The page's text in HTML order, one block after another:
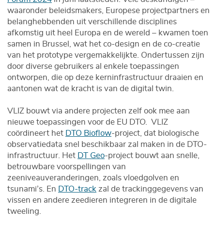
waaronder beleidsmakers, Europese projectpartners en
belanghebbenden uit verschillende disciplines
afkomstig uit heel Europa en de wereld – kwamen toen
samen in Brussel, wat het co-design en de co-creatie
van het prototype vergemakkelijkte. Ondertussen zijn
door diverse gebruikers al enkele toepassingen
ontworpen, die op deze kerninfrastructuur draaien en
aantonen wat de kracht is van de digital twin.
VLIZ bouwt via andere projecten zelf ook mee aan
nieuwe toepassingen voor de EU DTO. VLIZ
coördineert het DTO Bioflow-project, dat biologische
observatiedata snel beschikbaar zal maken in de DTO-
infrastructuur. Het DT Geo-project bouwt aan snelle,
betrouwbare voorspellingen van
zeeniveauveranderingen, zoals vloedgolven en
tsunami’s. En DTO-track zal de trackinggegevens van
vissen en andere zeedieren integreren in de digitale
tweeling.